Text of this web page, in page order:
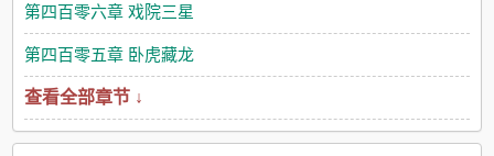
第四百零六章 戏院三星
第四百零五章 卧虎藏龙
查看全部章节 ↓